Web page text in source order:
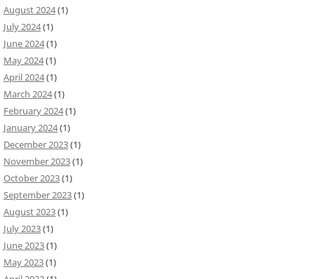
August 2024(1)
July 2024(1)
June 2024(1)
May 2024(1)
April 2024(1)
March 2024(1)
February 2024(1)
January 2024(1)
December 2023(1)
November 2023(1)
October 2023(1)
September 2023(1)
August 2023(1)
July 2023(1)
June 2023(1)
May 2023(1)